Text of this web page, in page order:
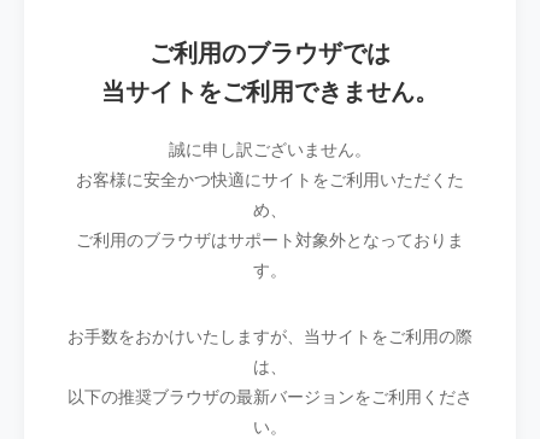
ご利用のブラウザでは
当サイトをご利用できません。
誠に申し訳ございません。
お客様に安全かつ快適にサイトをご利用いただくた
め、
ご利用のブラウザはサポート対象外となっておりま
す。
お手数をおかけいたしますが、当サイトをご利用の際
は、
以下の推奨ブラウザの最新バージョンをご利用くださ
い。